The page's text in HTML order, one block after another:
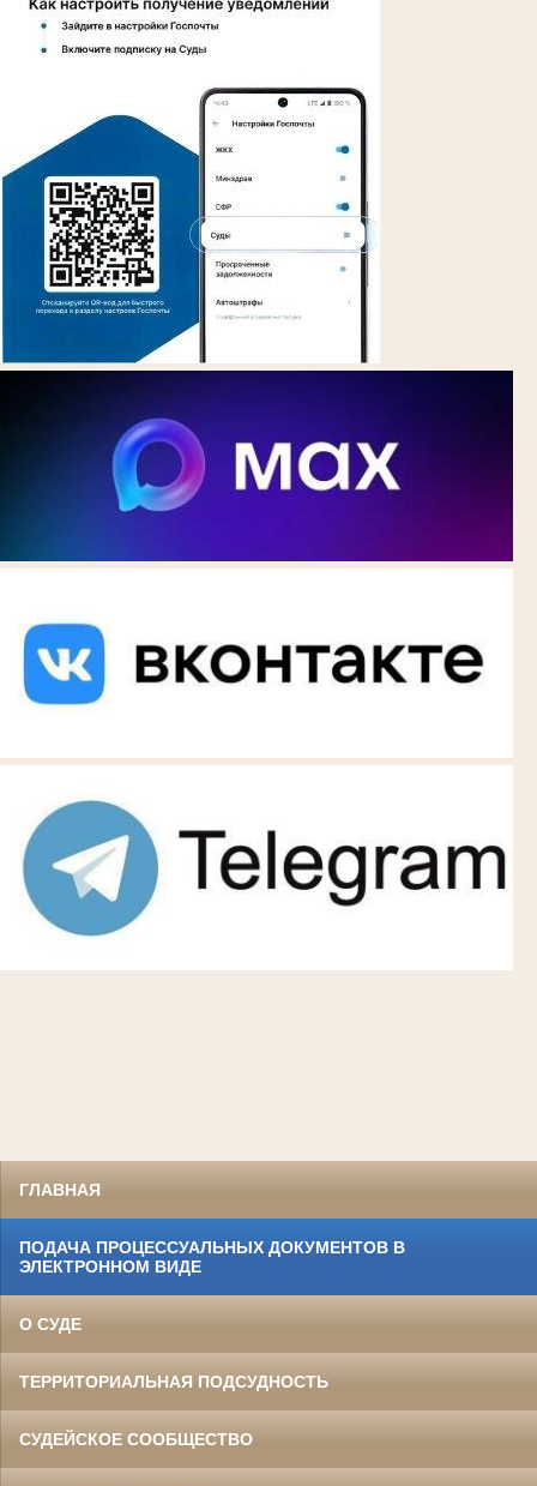
ГЛАВНАЯ
ПОДАЧА ПРОЦЕССУАЛЬНЫХ ДОКУМЕНТОВ В
ЭЛЕКТРОННОМ ВИДЕ
О СУДЕ
ТЕРРИТОРИАЛЬНАЯ ПОДСУДНОСТЬ
СУДЕЙСКОЕ СООБЩЕСТВО